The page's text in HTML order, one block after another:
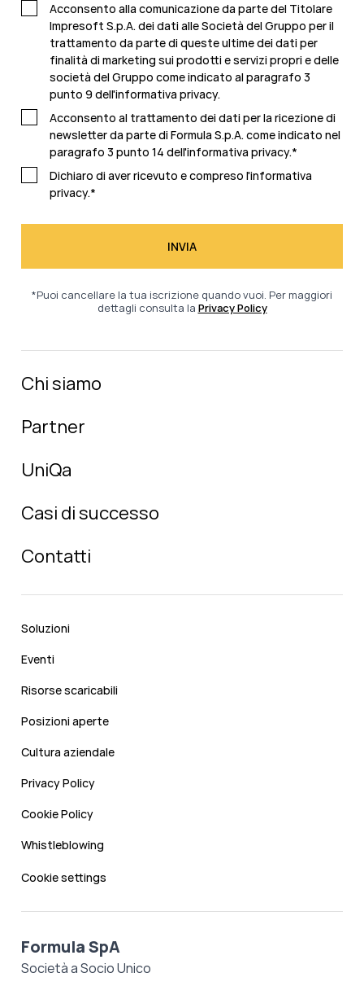
Acconsento alla comunicazione da parte del Titolare
Impresoft S.p.A. dei dati alle Società del Gruppo per il
trattamento da parte di queste ultime dei dati per
finalità di marketing sui prodotti e servizi propri e delle
società del Gruppo come indicato al paragrafo 3
punto 9 dell'informativa privacy.
Acconsento al trattamento dei dati per la ricezione di
newsletter da parte di Formula S.p.A. come indicato nel
paragrafo 3 punto 14 dell'informativa privacy.*
Dichiaro di aver ricevuto e compreso l'informativa
privacy.*
*Puoi cancellare la tua iscrizione quando vuoi. Per maggiori
dettagli consulta la Privacy Policy
Chi siamo
Partner
UniQa
Casi di successo
Contatti
Soluzioni
Eventi
Risorse scaricabili
Posizioni aperte
Cultura aziendale
Privacy Policy
Cookie Policy
Whistleblowing
Cookie settings
Formula SpA
Società a Socio Unico